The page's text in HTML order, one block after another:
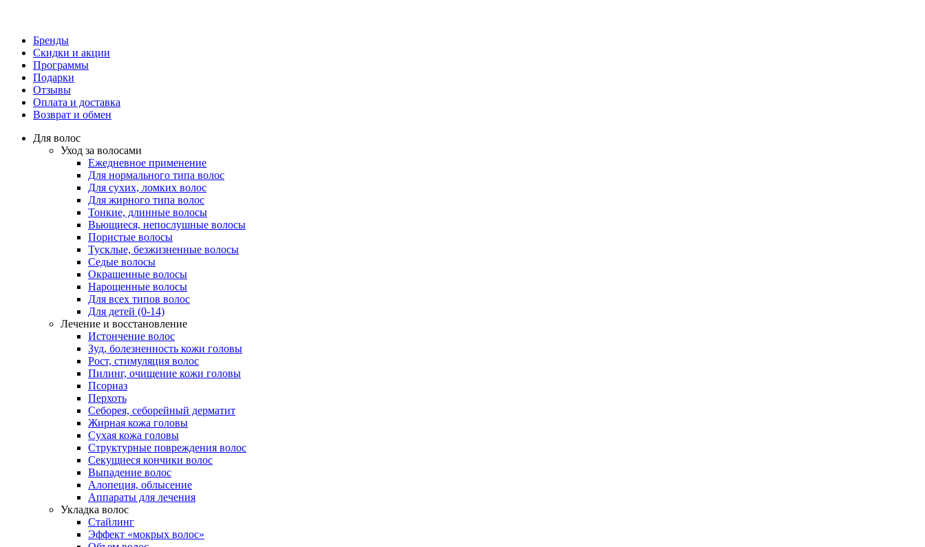
Бренды
Скидки и акции
Программы
Подарки
Отзывы
Оплата и доставка
Возврат и обмен
Для волос
Уход за волосами
Ежедневное применение
Для нормального типа волос
Для сухих, ломких волос
Для жирного типа волос
Тонкие, длинные волосы
Вьющиеся, непослушные волосы
Пористые волосы
Тусклые, безжизненные волосы
Седые волосы
Окрашенные волосы
Нарощенные волосы
Для всех типов волос
Для детей (0-14)
Лечение и восстановление
Истончение волос
Зуд, болезненность кожи головы
Рост, стимуляция волос
Пилинг, очищение кожи головы
Псориаз
Перхоть
Себорея, себорейный дерматит
Жирная кожа головы
Сухая кожа головы
Структурные повреждения волос
Секущиеся кончики волос
Выпадение волос
Алопеция, облысение
Аппараты для лечения
Укладка волос
Стайлинг
Эффект «мокрых волос»